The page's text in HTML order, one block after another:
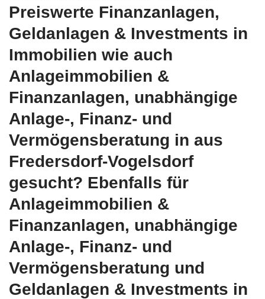
Preiswerte Finanzanlagen,
Geldanlagen & Investments in
Immobilien wie auch
Anlageimmobilien &
Finanzanlagen, unabhängige
Anlage-, Finanz- und
Vermögensberatung in aus
Fredersdorf-Vogelsdorf
gesucht? Ebenfalls für
Anlageimmobilien &
Finanzanlagen, unabhängige
Anlage-, Finanz- und
Vermögensberatung und
Geldanlagen & Investments in